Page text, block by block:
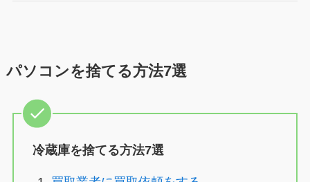
パソコンを捨てる方法7選
冷蔵庫を捨てる方法7選